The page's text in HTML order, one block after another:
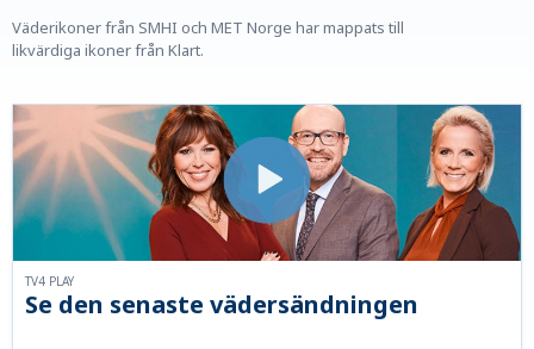
Väderikoner från SMHI och MET Norge har mappats till
likvärdiga ikoner från Klart.
Se den senaste vädersändningen
TV4 PLAY